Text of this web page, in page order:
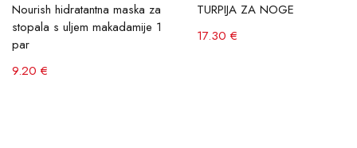
Nourish hidratantna maska ​​za
stopala s uljem makadamije 1
par
9.20 €
TURPIJA ZA NOGE
17.30 €